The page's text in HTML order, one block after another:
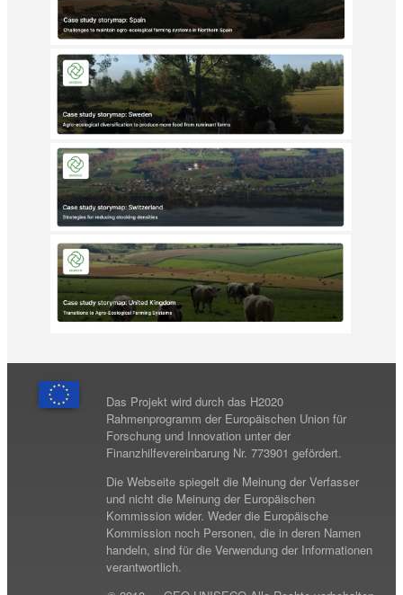
Das Projekt wird durch das H2020
Rahmenprogramm der Europäischen Union für
Forschung und Innovation unter der
Finanzhilfevereinbarung Nr. 773901 gefördert.
Die Webseite spiegelt die Meinung der Verfasser
und nicht die Meinung der Europäischen
Kommission wider. Weder die Europäische
Kommission noch Personen, die in deren Namen
handeln, sind für die Verwendung der Informationen
verantwortlich.